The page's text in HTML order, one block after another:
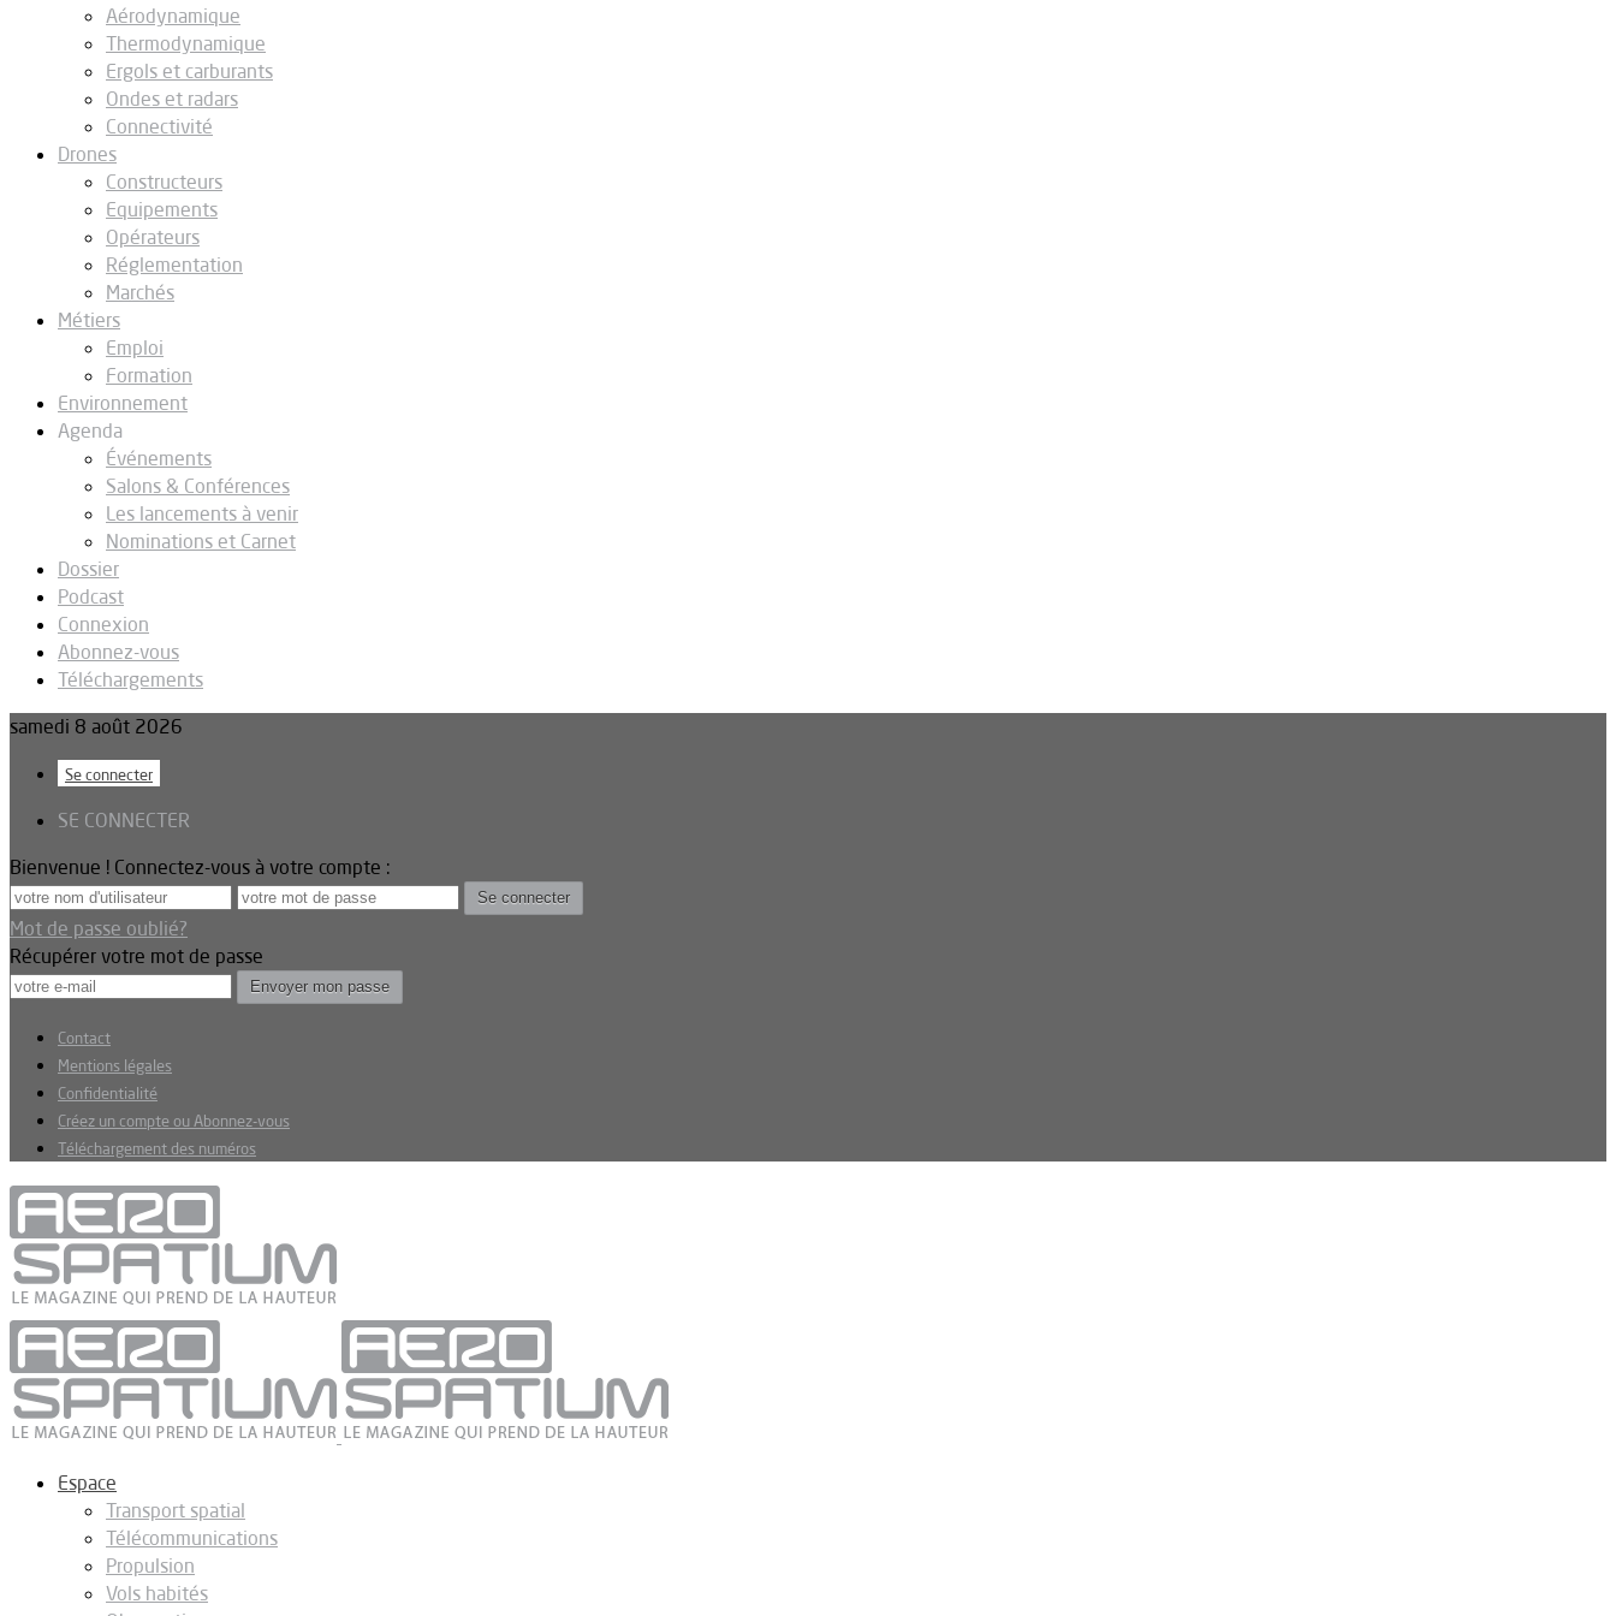
Aérodynamique
Thermodynamique
Ergols et carburants
Ondes et radars
Connectivité
Drones
Constructeurs
Equipements
Opérateurs
Réglementation
Marchés
Métiers
Emploi
Formation
Environnement
Agenda
Événements
Salons & Conférences
Les lancements à venir
Nominations et Carnet
Dossier
Podcast
Connexion
Abonnez-vous
Téléchargements
samedi 8 août 2026
Se connecter
SE CONNECTER
Bienvenue ! Connectez-vous à votre compte :
Mot de passe oublié?
Récupérer votre mot de passe
Contact
Mentions légales
Confidentialité
Créez un compte ou Abonnez-vous
Téléchargement des numéros
Espace
Transport spatial
Télécommunications
Propulsion
Vols habités